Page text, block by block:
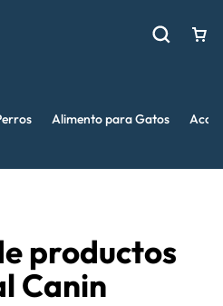
Alimento para Gatos
productos
Canin